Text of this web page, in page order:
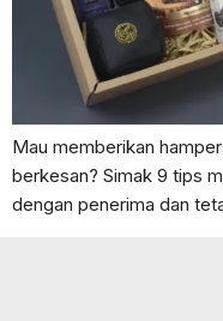
Mau memberikan
berkesan? Simak 9 tips
dengan penerima dan